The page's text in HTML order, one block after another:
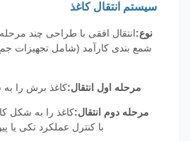
سیستم انتقال کاغذ
انتقال افقی با طراحی چند مرحله
شمع بندی کارآمد (شامل تجهیزات جمع
مرحله اول انتقال:کاغذ برش را به
مرحله دوم انتقال:کاغذ را به شکل کاشی
با کنترل عملکرد تکی یا